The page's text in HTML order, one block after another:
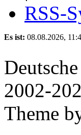
RSS-
Es ist: 08.08.2026,
2002-
Theme